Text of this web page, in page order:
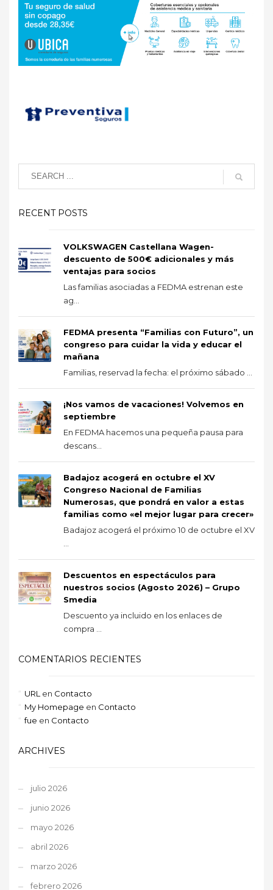
RECENT POSTS
VOLKSWAGEN Castellana Wagen-
descuento de 500€ adicionales y más
ventajas para socios
Las familias asociadas a FEDMA estrenan este
ag...
FEDMA presenta “Familias con Futuro”, un
congreso para cuidar la vida y educar el
mañana
Familias, reservad la fecha: el próximo sábado ...
¡Nos vamos de vacaciones! Volvemos en
septiembre
En FEDMA hacemos una pequeña pausa para
descans...
Badajoz acogerá en octubre el XV
Congreso Nacional de Familias
Numerosas, que pondrá en valor a estas
familias como «el mejor lugar para crecer»
Badajoz acogerá el próximo 10 de octubre el XV
Descuentos en espectáculos para
nuestros socios (Agosto 2026) – Grupo
Smedia
Descuento ya incluido en los enlaces de
compra ...
COMENTARIOS RECIENTES
URL en Contacto
My Homepage en Contacto
fue en Contacto
ARCHIVES
julio 2026
junio 2026
mayo 2026
abril 2026
marzo 2026
febrero 2026